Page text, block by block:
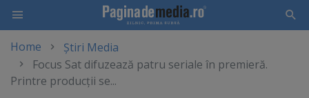
main
Home
Știri Media
Focus Sat difuzează patru seriale în premieră.
Printre producţii se...